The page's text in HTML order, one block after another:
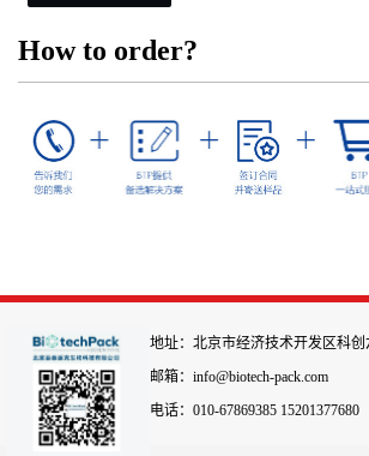
How to order?
地址：北京市经济技术开发区科创
邮箱：info@biotech-pack.com
电话：010-67869385 15201377680